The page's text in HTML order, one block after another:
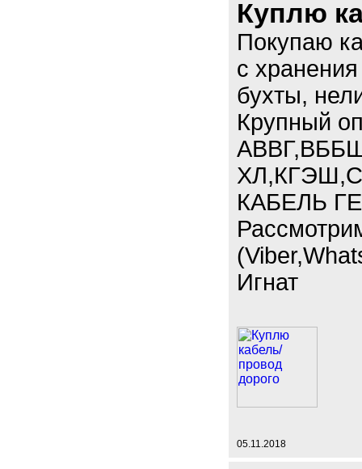
Куплю
Покупаю
с
бухты,
Крупный
КАБЕЛЬ
Игнат
05.11.2018